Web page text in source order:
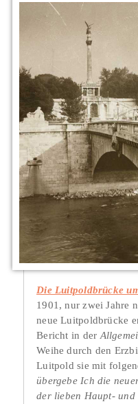
Die Luitpoldbrücke
1901, nur zwei Jahre
neue Luitpoldbrücke
Bericht in der
Weihe durch den
Luitpold sie mit
übergebe Ich die
der lieben Haupt- und